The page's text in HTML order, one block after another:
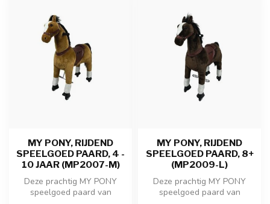
MY PONY, RIJDEND
SPEELGOED PAARD, 4 -
10 JAAR (MP2007-M)
Deze prachtig MY PONY
speelgoed paard van
MY PONY, RIJDEND
SPEELGOED PAARD, 8+
(MP2009-L)
Deze prachtig MY PONY
speelgoed paard van